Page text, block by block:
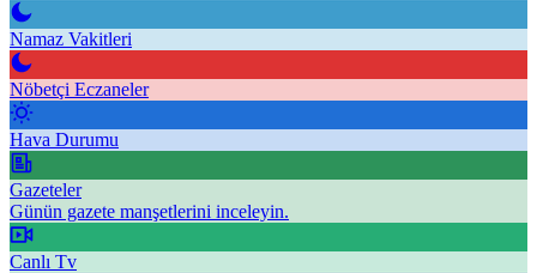
Namaz Vakitleri
Nöbetçi Eczaneler
Hava Durumu
Gazeteler
Günün gazete manşetlerini inceleyin.
Canlı Tv